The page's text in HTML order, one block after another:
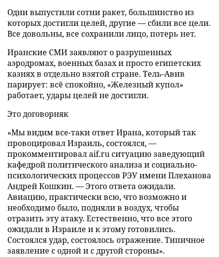
Одни выпустили сотни ракет, большинство из
которых достигли целей, другие — сбили все цели.
Все довольны, все сохранили лицо, потерь нет.
Иранские СМИ заявляют о разрушенных
аэродромах, военных базах и просто египетских
казнях в отдельно взятой стране. Тель-Авив
парирует: всё спокойно, «Железный купол»
работает, удары целей не достигли.
Это договорняк
«Мы видим все-таки ответ Ирана, который так
провоцировал Израиль, состоялся, —
прокомментировал aif.ru ситуацию заведующий
кафедрой политического анализа и социально-
психологических процессов РЭУ имени Плеханова
Андрей Кошкин. — Этого ответа ожидали.
Авиацию, практически всю, что возможно и
необходимо было, подняли в воздух, чтобы
отразить эту атаку. Естественно, что все этого
ожидали в Израиле и к этому готовились.
Состоялся удар, состоялось отражение. Типичное
заявление с одной и с другой стороны».